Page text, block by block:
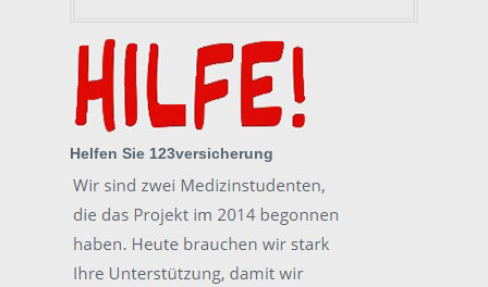
Helfen Sie 123versicherung